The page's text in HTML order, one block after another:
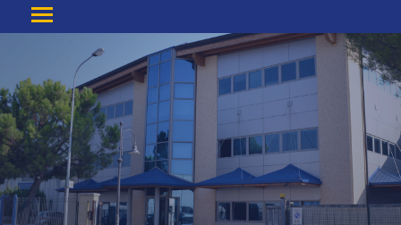
PRODOTTI
NORMATIVE
MEDIA
DOWNLOAD
SERVIZIO CLIENTI